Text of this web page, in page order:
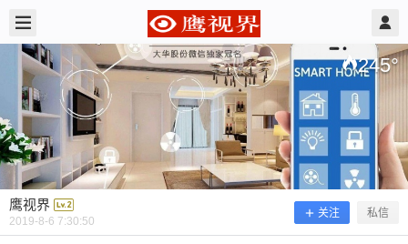
245°
鹰视界
2019-8-6 7:30:50
关注 私信
鹰视界 @ 鹰视界 2019/8/06